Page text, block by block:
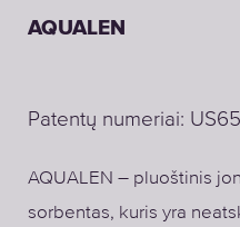
AQUALEN
Patentų numeriai:
AQUALEN – pluoštinis
sorbentas, kuris yra